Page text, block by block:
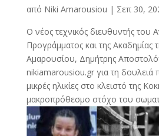
από Niki Amarousiou | Σεπ 30,
Ο νέος τεχνικός διευθυντής του
Προγράμματος και της Ακαδημίας
Αμαρουσίου, Δημήτρης
nikiamarousiou.gr για τη δουλειά
μικρές ηλικίες στο κλειστό της
μακροπρόθεσμο στόχο του